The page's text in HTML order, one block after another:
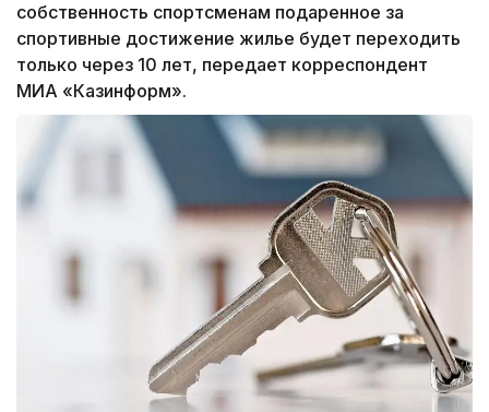
собственность спортсменам подаренное за
спортивные достижение жилье будет переходить
только через 10 лет, передает корреспондент
МИА «Казинформ».